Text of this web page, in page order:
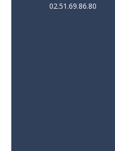
02.51.69.86.80